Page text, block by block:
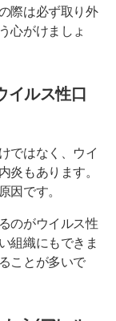
際は必ず取り外
心がけましょ
イルス性口
ではなく、ウイ
炎もあります。
因です。
のがウイルス性
組織にもできま
ことが多いで